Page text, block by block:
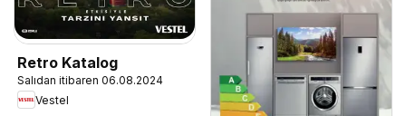
Retro Katalog
Salıdan itibaren 06.08.2024
Vestel